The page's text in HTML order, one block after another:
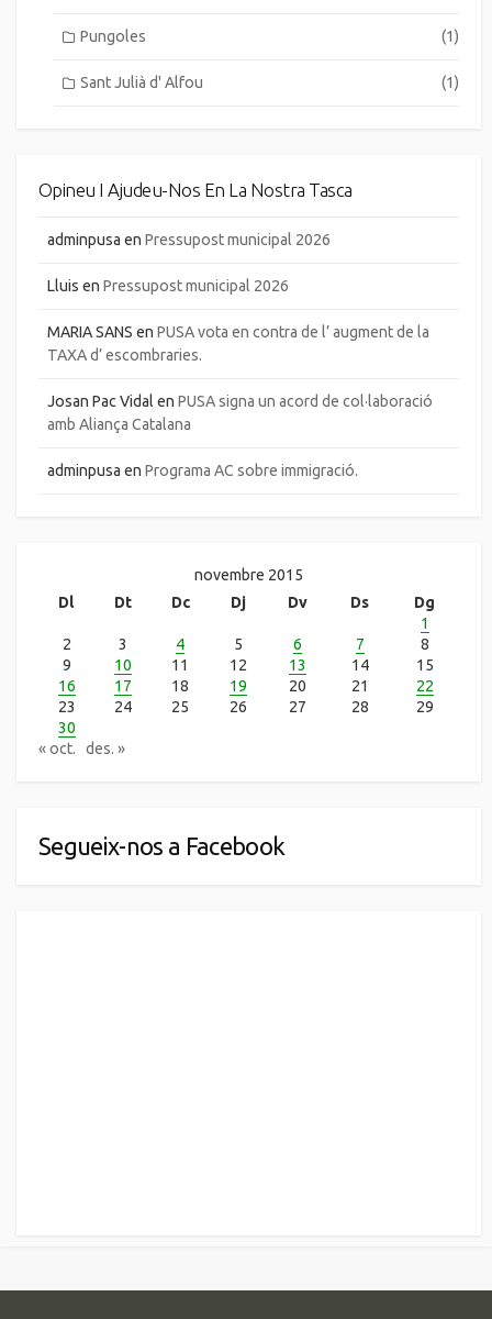
Pungoles (1)
Sant Julià d' Alfou (1)
Opineu I Ajudeu-Nos En La Nostra Tasca
adminpusa en Pressupost municipal 2026
Lluis en Pressupost municipal 2026
MARIA SANS en PUSA vota en contra de l’ augment de la
TAXA d’ escombraries.
Josan Pac Vidal en PUSA signa un acord de col·laboració
amb Aliança Catalana
adminpusa en Programa AC sobre immigració.
novembre 2015
Dl
Dt Dc Dj Dv Ds
Dg
1
2
3 4 5 6 7
8
9
10 11 12 13 14
15
16
17 18 19 20 21
22
23
24 25 26 27 28
29
30
« oct.
des. »
Segueix-nos a Facebook